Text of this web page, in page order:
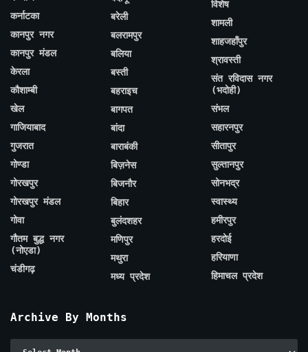
कर्नाटका
कानपुर नगर
कानपुर मंडल
केरला
कौशाम्बी
खेल
गाजियाबाद
गुजरात
गोण्डा
गोरखपुर
गोरखपुर मंडल
गोवा
गौतम बुद्ध नगर
(नोएडा)
चंडीगढ़
बरेली
बलरामपुर
बलिया
बस्ती
बहराइच
बागपत
बांदा
बाराबंकी
बिज़नेस
बिजनौर
बिहार
बुलंदशहर
मणिपुर
मथुरा
मध्य प्रदेश
विशेष
शामली
शाहजहाँपुर
श्रावस्ती
संत रविदास नगर
(भदोही)
संभल
सहारनपुर
सीतापुर
सुल्तानपुर
सोनभद्र
स्वास्थ्य
हमीरपुर
हरदोई
हरियाणा
हिमाचल प्रदेश
Archive By Months